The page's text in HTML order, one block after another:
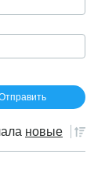
новые